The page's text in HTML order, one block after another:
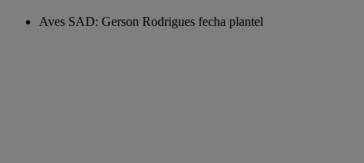
Aves SAD: Gerson Rodrigues fecha plantel